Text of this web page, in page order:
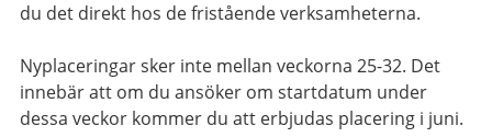
du det direkt hos de fristående verksamheterna.
Nyplaceringar sker inte mellan veckorna 25-32. Det
innebär att om du ansöker om startdatum under
dessa veckor kommer du att erbjudas placering i juni.